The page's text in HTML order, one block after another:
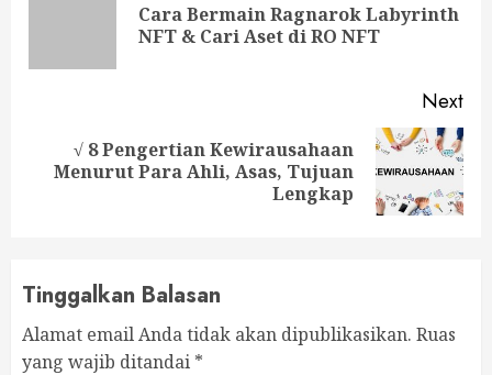
Cara Bermain Ragnarok Labyrinth
NFT & Cari Aset di RO NFT
Next
Next
√ 8 Pengertian Kewirausahaan
Menurut Para Ahli, Asas, Tujuan
Lengkap
Tinggalkan Balasan
Alamat email Anda tidak akan dipublikasikan. Ruas
yang wajib ditandai *